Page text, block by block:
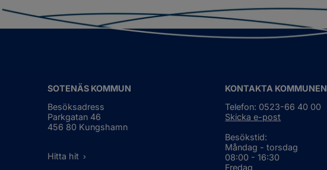
SOTENÄS KOMMUN
Besöksadress
Parkgatan 46
456 80 Kungshamn
Hitta hit
KONTAKTA KOMMUNEN
Telefon: 0523-66 40 00
Skicka e-post
Besökstid:
Måndag - torsdag
08:00 - 16:30
Fredag